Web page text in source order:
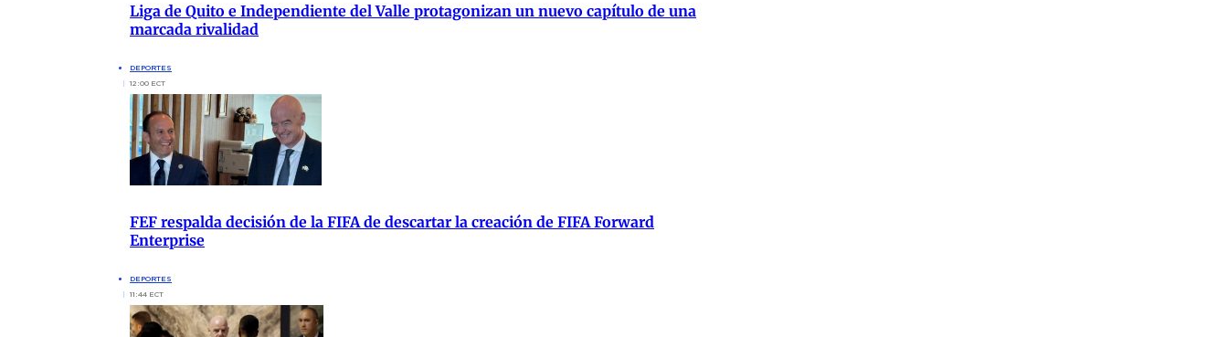
Liga de Quito e Independiente del Valle protagonizan un nuevo capítulo de una
marcada rivalidad
DEPORTES
12:00 ECT
FEF respalda decisión de la FIFA de descartar la creación de FIFA Forward
Enterprise
DEPORTES
11:44 ECT